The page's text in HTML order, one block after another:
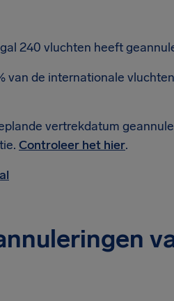
240 vluchten heeft
van de internationale
vertrekdatum
Controleer het hier.